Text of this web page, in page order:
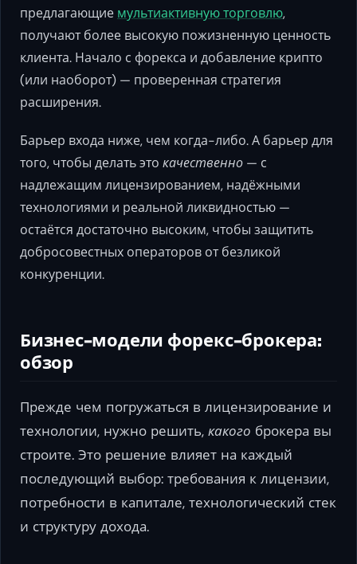
предлагающие мультиактивную торговлю,
получают более высокую пожизненную ценность
клиента. Начало с форекса и добавление крипто
(или наоборот) — проверенная стратегия
расширения.
Барьер входа ниже, чем когда-либо. А барьер для
того, чтобы делать это качественно — с
надлежащим лицензированием, надёжными
технологиями и реальной ликвидностью —
остаётся достаточно высоким, чтобы защитить
добросовестных операторов от безликой
конкуренции.
Бизнес-модели форекс-брокера:
обзор
Прежде чем погружаться в лицензирование и
технологии, нужно решить, какого брокера вы
строите. Это решение влияет на каждый
последующий выбор: требования к лицензии,
потребности в капитале, технологический стек
и структуру дохода.